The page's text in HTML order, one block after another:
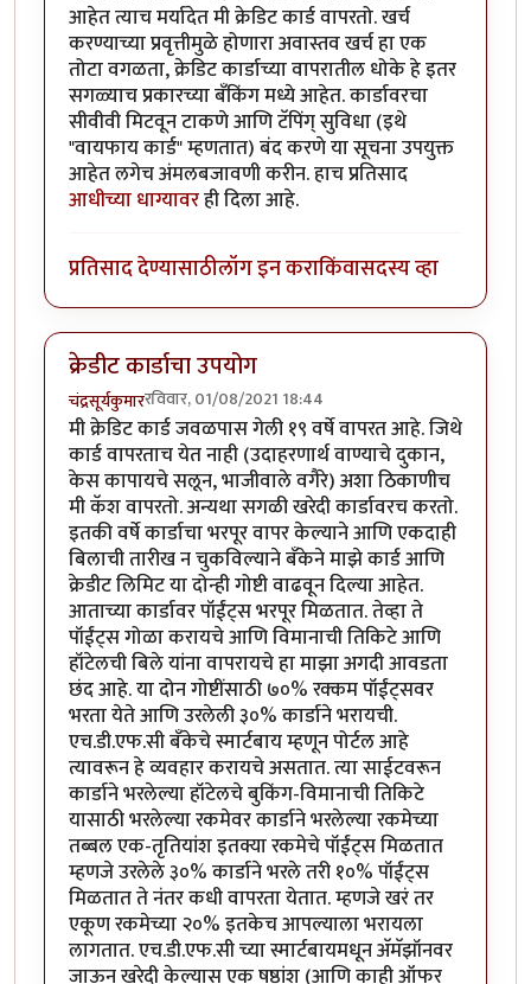
आहेत त्याच मर्यादेत मी क्रेडिट कार्ड वापरतो. खर्च
करण्याच्या प्रवृत्तीमुळे होणारा अवास्तव खर्च हा एक
तोटा वगळता, क्रेडिट कार्डाच्या वापरातील धोके हे इतर
सगळ्याच प्रकारच्या बँकिंग मध्ये आहेत. कार्डावरचा
सीवीवी मिटवून टाकणे आणि टॅपिंग् सुविधा (इथे
"वायफाय कार्ड" म्हणतात) बंद करणे या सूचना उपयुक्त
आहेत लगेच अंमलबजावणी करीन. हाच प्रतिसाद
आधीच्या धाग्यावरही दिला आहे.
प्रतिसाद देण्यासाठीलॉग इन कराकिंवासदस्य व्हा
क्रेडीट कार्डाचा उपयोग
चंद्रसूर्यकुमाररविवार, 01/08/2021 18:44
मी क्रेडिट कार्ड जवळपास गेली १९ वर्षे वापरत आहे. जिथे
कार्ड वापरताच येत नाही (उदाहरणार्थ वाण्याचे दुकान,
केस कापायचे सलून, भाजीवाले वगैरे) अशा ठिकाणीच
मी कॅश वापरतो. अन्यथा सगळी खरेदी कार्डावरच करतो.
इतकी वर्षे कार्डाचा भरपूर वापर केल्याने आणि एकदाही
बिलाची तारीख न चुकविल्याने बँकेने माझे कार्ड आणि
क्रेडीट लिमिट या दोन्ही गोष्टी वाढवून दिल्या आहेत.
आताच्या कार्डावर पॉईंट्स भरपूर मिळतात. तेव्हा ते
पॉईंट्स गोळा करायचे आणि विमानाची तिकिटे आणि
हॉटेलची बिले यांना वापरायचे हा माझा अगदी आवडता
छंद आहे. या दोन गोष्टींसाठी ७०% रक्कम पॉईंट्सवर
भरता येते आणि उरलेली ३०% कार्डाने भरायची.
एच.डी.एफ.सी बँकेचे स्मार्टबाय म्हणून पोर्टल आहे
त्यावरून हे व्यवहार करायचे असतात. त्या साईटवरून
कार्डाने भरलेल्या हॉटेलचे बुकिंग-विमानाची तिकिटे
यासाठी भरलेल्या रकमेवर कार्डाने भरलेल्या रकमेच्या
तब्बल एक-तृतियांश इतक्या रकमेचे पॉईंट्स मिळतात
म्हणजे उरलेले ३०% कार्डाने भरले तरी १०% पॉईंट्स
मिळतात ते नंतर कधी वापरता येतात. म्हणजे खरं तर
एकूण रकमेच्या २०% इतकेच आपल्याला भरायला
लागतात. एच.डी.एफ.सी च्या स्मार्टबायमधून अ‍ॅमॅझॉनवर